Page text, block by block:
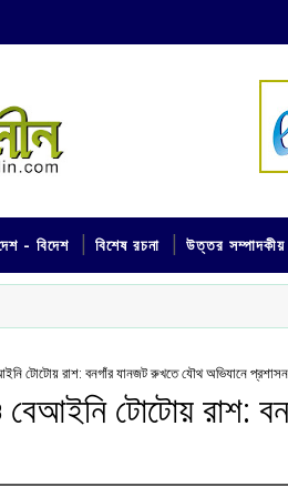
- বিদেশ বিশেষ রচনা উত্তর সম্পাদকীয়
টোটোয় রাশ: বনগাঁর যানজট রুখতে যৌথ অভিযানে প্রশাসন
টোটোয় রাশ: